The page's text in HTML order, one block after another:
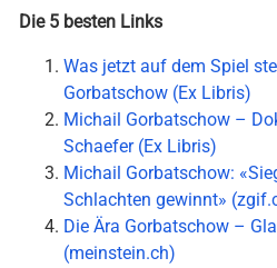
Die 5 besten Links
Was jetzt auf dem Spiel
Gorbatschow (Ex Libris)
Michail Gorbatschow –
Schaefer (Ex Libris)
Michail Gorbatschow:
Schlachten gewinnt»
Die Ära Gorbatschow –
(meinstein.ch)